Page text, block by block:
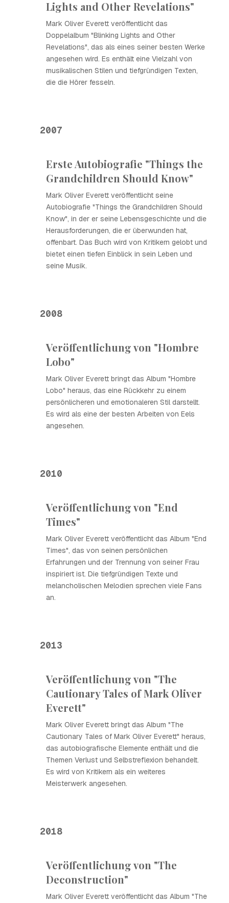
Lights and Other Revelations"
Mark Oliver Everett veröffentlicht das
Doppelalbum "Blinking Lights and Other
Revelations", das als eines seiner besten Werke
angesehen wird. Es enthält eine Vielzahl von
musikalischen Stilen und tiefgründigen Texten,
die die Hörer fesseln.
2007
Erste Autobiografie "Things the
Grandchildren Should Know"
Mark Oliver Everett veröffentlicht seine
Autobiografie "Things the Grandchildren Should
Know", in der er seine Lebensgeschichte und die
Herausforderungen, die er überwunden hat,
offenbart. Das Buch wird von Kritikern gelobt und
bietet einen tiefen Einblick in sein Leben und
seine Musik.
2008
Veröffentlichung von "Hombre
Lobo"
Mark Oliver Everett bringt das Album "Hombre
Lobo" heraus, das eine Rückkehr zu einem
persönlicheren und emotionaleren Stil darstellt.
Es wird als eine der besten Arbeiten von Eels
angesehen.
2010
Veröffentlichung von "End
Times"
Mark Oliver Everett veröffentlicht das Album "End
Times", das von seinen persönlichen
Erfahrungen und der Trennung von seiner Frau
inspiriert ist. Die tiefgründigen Texte und
melancholischen Melodien sprechen viele Fans
an.
2013
Veröffentlichung von "The
Cautionary Tales of Mark Oliver
Everett"
Mark Oliver Everett bringt das Album "The
Cautionary Tales of Mark Oliver Everett" heraus,
das autobiografische Elemente enthält und die
Themen Verlust und Selbstreflexion behandelt.
Es wird von Kritikern als ein weiteres
Meisterwerk angesehen.
2018
Veröffentlichung von "The
Deconstruction"
Mark Oliver Everett veröffentlicht das Album "The